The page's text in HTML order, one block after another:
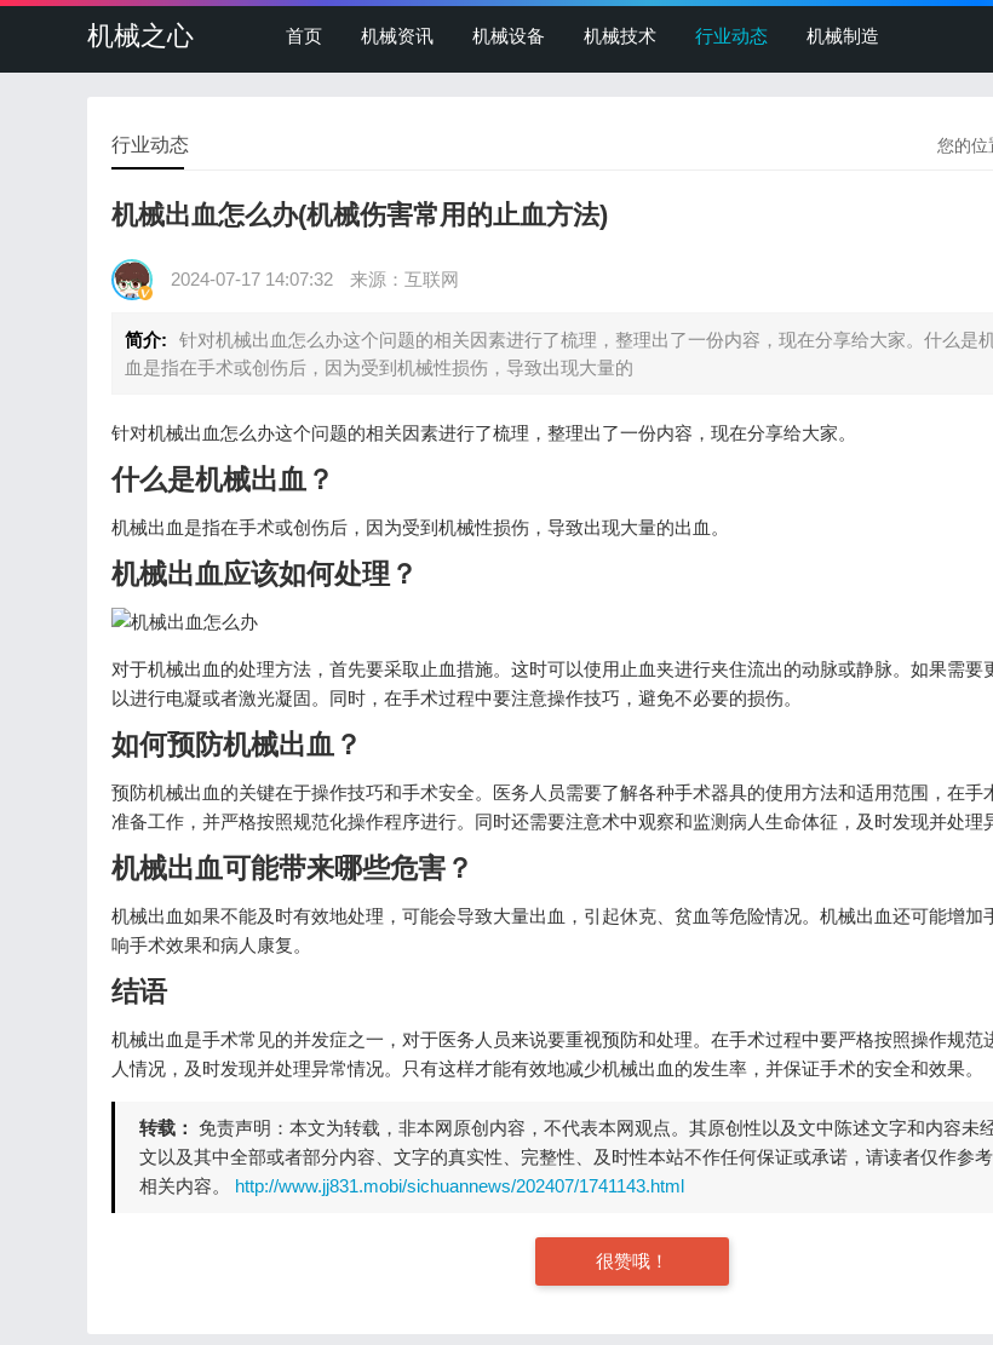
机械之心 首页 机械资讯 机械设备 机械技术 行业动态 机械制造
您的位
行业动态
机械出血怎么办(机械伤害常用的止血方法)
2024-07-17 14:07:32 来源：互联网
简介:
针对机械出血怎么办这个问题的相关因素进行了梳理，整理出了一份内容，现在分享给大家。什么是
血是指在手术或创伤后，因为受到机械性损伤，导致出现大量的
针对机械出血怎么办这个问题的相关因素进行了梳理，整理出了一份内容，现在分享给大家。
什么是机械出血？
机械出血是指在手术或创伤后，因为受到机械性损伤，导致出现大量的出血。
机械出血应该如何处理？
对于机械出血的处理方法，首先要采取止血措施。这时可以使用止血夹进行夹住流出的动脉或静脉。如果需要
以进行电凝或者激光凝固。同时，在手术过程中要注意操作技巧，避免不必要的损伤。
如何预防机械出血？
预防机械出血的关键在于操作技巧和手术安全。医务人员需要了解各种手术器具的使用方法和适用范围，在手
准备工作，并严格按照规范化操作程序进行。同时还需要注意术中观察和监测病人生命体征，及时发现并处理
机械出血可能带来哪些危害？
机械出血如果不能及时有效地处理，可能会导致大量出血，引起休克、贫血等危险情况。机械出血还可能增加
响手术效果和病人康复。
结语
机械出血是手术常见的并发症之一，对于医务人员来说要重视预防和处理。在手术过程中要严格按照操作规范
人情况，及时发现并处理异常情况。只有这样才能有效地减少机械出血的发生率，并保证手术的安全和效果。
转载： 免责声明：本文为转载，非本网原创内容，不代表本网观点。其原创性以及文中陈述文字和内容未
文以及其中全部或者部分内容、文字的真实性、完整性、及时性本站不作任何保证或承诺，请读者仅作参
相关内容。 http://www.jj831.mobi/sichuannews/202407/1741143.html
很赞哦！